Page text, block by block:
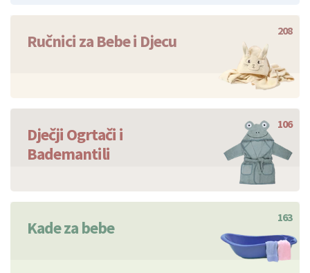
Ručnici za Bebe i Djecu 208
Dječji Ogrtači i
Bademantili
106
Kade za bebe 163